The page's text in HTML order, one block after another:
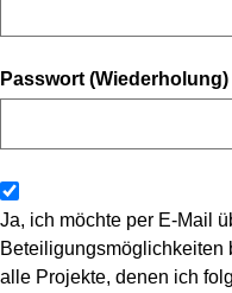
Passwort (Wiederholung)
Ja, ich möchte per E-Mail
Beteiligungsmöglichkeiten
alle Projekte, denen ich